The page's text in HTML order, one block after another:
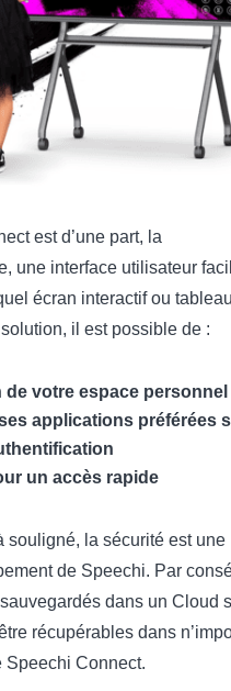
est d’une part, la
une interface utilisateur
écran interactif ou
il est possible de :
de votre espace personnel
applications préférées
un accès rapide
souligné, la sécurité est une
de Speechi. Par
dans un Cloud
récupérables dans
Speechi Connect.